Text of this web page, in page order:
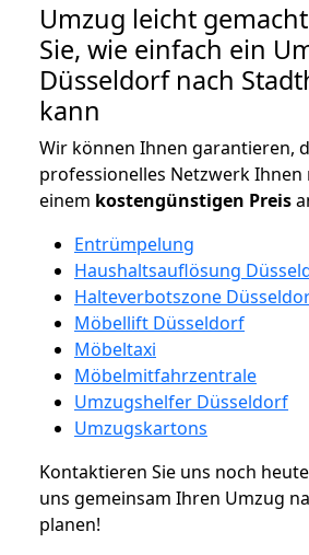
Umzug leicht
Sie, wie einfach ein
Düsseldorf nach
kann
Wir können Ihnen garantieren,
professionelles Netzwerk Ihnen
einem kostengünstigen Preis
Entrümpelung
Haushaltsauflösung
Halteverbotszone
Möbellift Düsseldorf
Möbeltaxi
Möbelmitfahrzentrale
Umzugshelfer Düsseldorf
Umzugskartons
Kontaktieren Sie uns noch
uns gemeinsam Ihren Umzug
planen!